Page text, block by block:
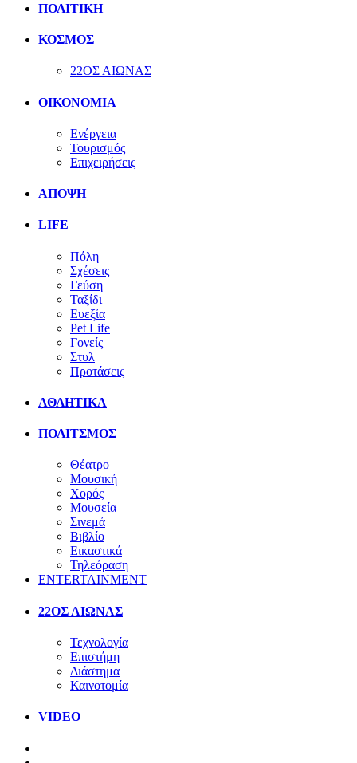
ΠΟΛΙΤΙΚΗ
ΚΟΣΜΟΣ
22ΟΣ ΑΙΩΝΑΣ
ΟΙΚΟΝΟΜΙΑ
Ενέργεια
Τουρισμός
Επιχειρήσεις
ΑΠΟΨΗ
LIFE
Πόλη
Σχέσεις
Γεύση
Ταξίδι
Ευεξία
Pet Life
Γονείς
Στυλ
Προτάσεις
ΑΘΛΗΤΙΚΑ
ΠΟΛΙΤΣΜΟΣ
Θέατρο
Μουσική
Χορός
Μουσεία
Σινεμά
Βιβλίο
Εικαστικά
Τηλεόραση
ENTERTAINMENT
22ΟΣ ΑΙΩΝΑΣ
Τεχνολογία
Επιστήμη
Διάστημα
Καινοτομία
VIDEO